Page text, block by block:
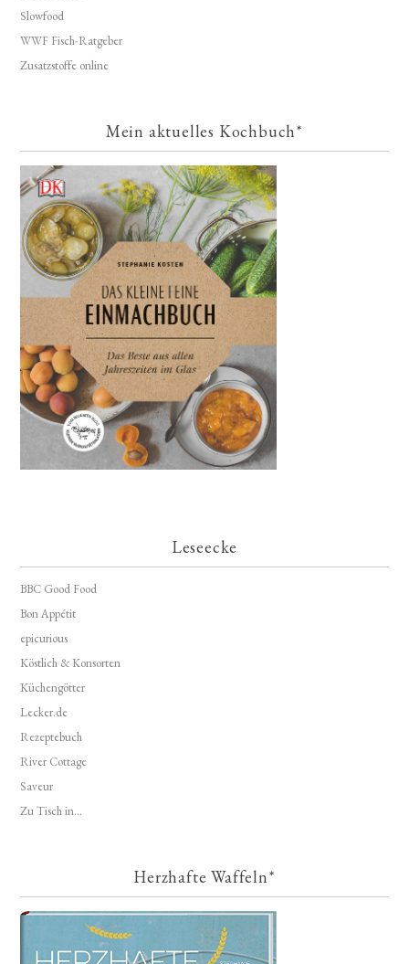
Slowfood
WWF Fisch-Ratgeber
Zusatzstoffe online
Mein aktuelles Kochbuch*
Leseecke
BBC Good Food
Bon Appétit
epicurious
Köstlich & Konsorten
Küchengötter
Lecker.de
Rezeptebuch
River Cottage
Saveur
Zu Tisch in...
Herzhafte Waffeln*